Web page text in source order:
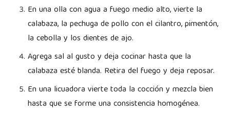
En una olla con agua a fuego medio alto, vierte la
calabaza, la pechuga de pollo con el cilantro, pimentón,
la cebolla y los dientes de ajo.
Agrega sal al gusto y deja cocinar hasta que la
calabaza esté blanda. Retira del fuego y deja reposar.
En una licuadora vierte toda la cocción y mezcla bien
hasta que se forme una consistencia homogénea.